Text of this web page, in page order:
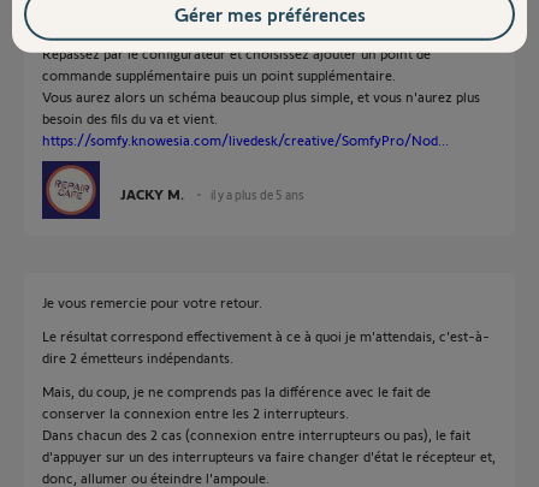
Vous êtes passé par le configurateur Somfy.
Repassez par le configurateur et choisissez ajouter un point de
commande supplémentaire puis un point supplémentaire.
Vous aurez alors un schéma beaucoup plus simple, et vous n'aurez plus
besoin des fils du va et vient.
https://somfy.knowesia.com/livedesk/creative/SomfyPro/Nod...
JACKY M. il y a plus de 5 ans
Je vous remercie pour votre retour.
Le résultat correspond effectivement à ce à quoi je m'attendais, c'est-à-
dire 2 émetteurs indépendants.
Mais, du coup, je ne comprends pas la différence avec le fait de
conserver la connexion entre les 2 interrupteurs.
Dans chacun des 2 cas (connexion entre interrupteurs ou pas), le fait
d'appuyer sur un des interrupteurs va faire changer d'état le récepteur et,
donc, allumer ou éteindre l'ampoule.
Gérer mes préférences